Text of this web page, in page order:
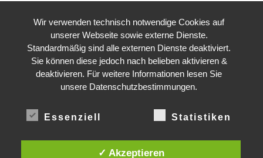
347 00 31
Wir verwenden technisch notwendige Cookies auf
unserer Webseite sowie externe Dienste.
Standardmäßig sind alle externen Dienste deaktiviert.
Sie können diese jedoch nach belieben aktivieren &
deaktivieren. Für weitere Informationen lesen Sie
unsere Datenschutzbestimmungen.
Essenziell Statistiken
✓ Akzeptieren